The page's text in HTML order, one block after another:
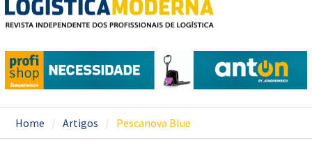
Home Artigos Pescanova Blue